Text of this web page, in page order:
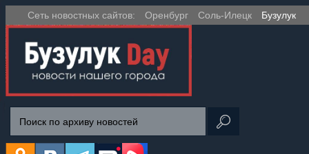
Сеть новостных сайтов: Оренбург Соль-Илецк Бузулук